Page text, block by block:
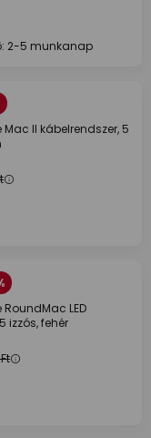
2-5 munkanap
II kábelrendszer, 5
LED
izzós, fehér